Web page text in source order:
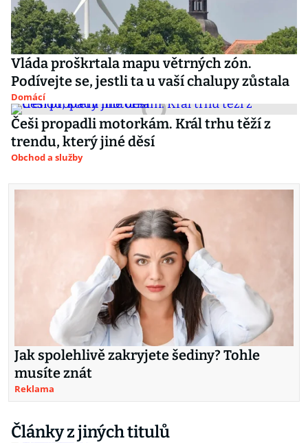
Vláda proškrtala mapu větrných zón.
Podívejte se, jestli ta u vaší chalupy zůstala
Domácí
Češi propadli motorkám. Král trhu těží z
trendu, který jiné děsí
Obchod a služby
Jak spolehlivě zakryjete šediny? Tohle
musíte znát
Reklama
Články z jiných titulů